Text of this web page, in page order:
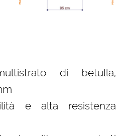
di betulla,
e alta resistenza